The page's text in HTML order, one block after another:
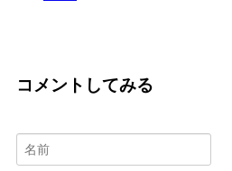
コメントしてみる